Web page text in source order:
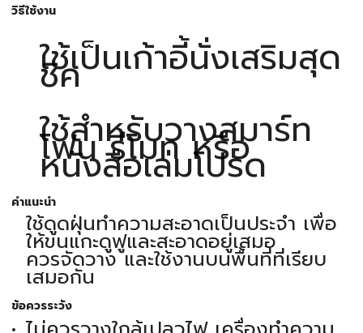
วิธีใช้งาน
ใช้เป็นเก้าอี้นั่งเสริมสุด
ชิค
ใช้สำหรับวางสมาร์ท
โฟน รีโมท หรือ
หนังสือเล่มโปรด
คำแนะนำ
ใช้ดูดฝุ่นทำความสะอาดเป็นประจำ เพื่อ
ให้ขนแกะดูฟูและสะอาดอยู่เสมอ
ควรจัดวาง และใช้งานบนพื้นที่ที่เรียบ
เสมอกัน
ข้อควรระวัง